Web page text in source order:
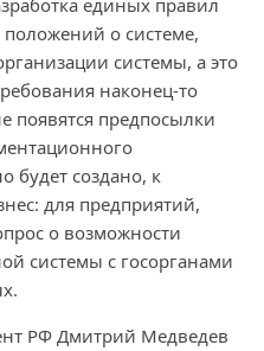
единых правил
о системе,
системы, а это
наконец-то
появятся предпосылки
будет создано, к
для предприятий,
о возможности
системы с госорганами
РФ Дмитрий Медведев